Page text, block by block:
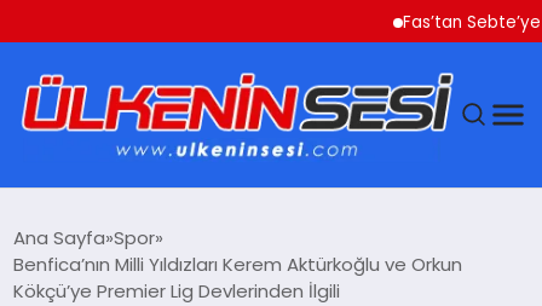
Fas’tan Sebte’ye
EKONOMI
Ana Sayfa Spor
Benfica’nın Milli Yıldızları Kerem Aktürkoğlu ve Orkun
Kökçü’ye Premier Lig Devlerinden İlgili